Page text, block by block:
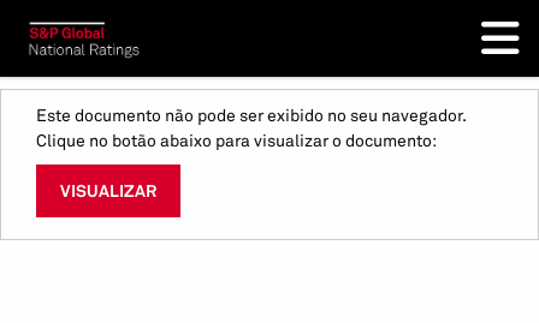
Este documento não pode ser exibido no seu navegador.
Clique no botão abaixo para visualizar o documento:
VISUALIZAR